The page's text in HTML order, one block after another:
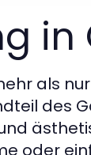
als
des
oder